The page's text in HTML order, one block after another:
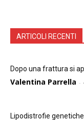
ARTICOLI RECENTI
Dopo una frattura si
Valentina Parrella -
Lipodistrofie